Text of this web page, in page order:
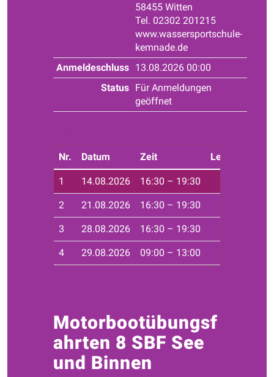
58455 Witten
Tel. 02302 201215
www.wassersportschule-
kemnade.de
Anmeldeschluss 13.08.2026 00:00
Status Für Anmeldungen
geöffnet
Nr.
Datum Zeit Leiter*in
1 14.08.2026 16:30 – 19:30
2 21.08.2026 16:30 – 19:30
3 28.08.2026 16:30 – 19:30
4 29.08.2026 09:00 – 13:00
Motorbootübungsf
ahrten 8 SBF See
und Binnen